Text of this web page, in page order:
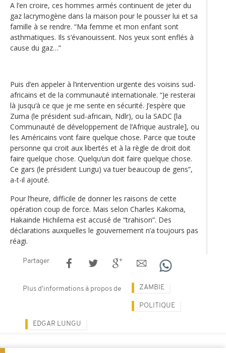
A l’en croire, ces hommes armés continuent de jeter du
gaz lacrymogène dans la maison pour le pousser lui et sa
famille à se rendre. “Ma femme et mon enfant sont
asthmatiques. Ils s‘évanouissent. Nos yeux sont enflés à
cause du gaz…”
Puis d’en appeler à l’intervention urgente des voisins sud-
africains et de la communauté internationale. “Je resterai
là jusqu‘à ce que je me sente en sécurité. J’espère que
Zuma (le président sud-africain, Ndlr), ou la SADC [la
Communauté de développement de l’Afrique australe], ou
les Américains vont faire quelque chose. Parce que toute
personne qui croit aux libertés et à la règle de droit doit
faire quelque chose. Quelqu’un doit faire quelque chose.
Ce gars (le président Lungu) va tuer beaucoup de gens”,
a-t-il ajouté.
Pour l’heure, difficile de donner les raisons de cette
opération coup de force. Mais selon Charles Kakoma,
Hakainde Hichilema est accusé de “trahison”. Des
déclarations auxquelles le gouvernement n’a toujours pas
réagi.
Partager
Plus d'informations à propos de ZAMBIE
POLITIQUE
EDGAR LUNGU